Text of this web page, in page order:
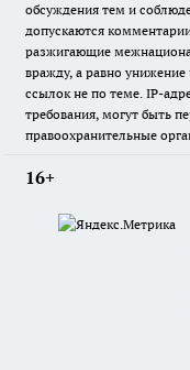
обсуждения тем и
допускаются
разжигающие
вражду, а равно
ссылок не по теме. IP-
требования, могут быть
правоохранительные
16+